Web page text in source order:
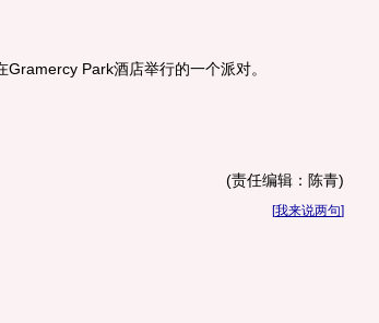
Park酒店举行的一个派对。
(责任编辑：陈青)
[我来说两句]